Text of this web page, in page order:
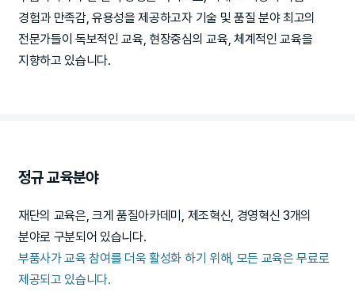
경험과 만족감, 유용성을 제공하고자 기술 및 품질 분야 최고의
전문가들이 독보적인 교육, 현장중심의 교육, 체계적인 교육을
지향하고 있습니다.
정규 교육분야
재단의 교육은, 크게 품질아카데미, 제조혁신, 경영혁신 3개의
분야로 구분되어 있습니다.
부품사가 교육 참여를 더욱 활성화 하기 위해, 모든 교육은 무료로
제공되고 있습니다.